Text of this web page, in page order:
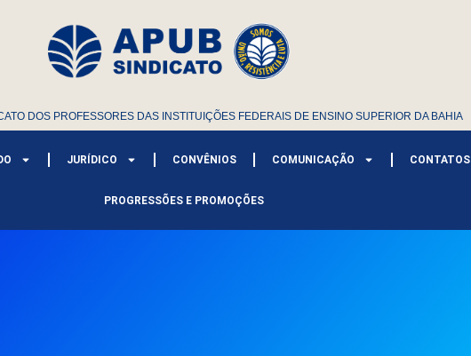
DOS PROFESSORES DAS INSTITUIÇÕES FEDERAIS DE ENSINO SUPERIOR DA BAHIA
JURÍDICO CONVÊNIOS COMUNICAÇÃO CONTATOS
PROGRESSÕES E PROMOÇÕES